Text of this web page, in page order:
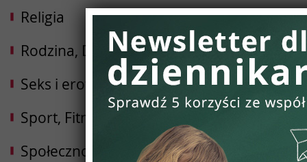
Religia
Rodzina, Dziecko, Ciąża
Seks i erotyka
Sport, Fitness, Kulturystyka
Społeczności